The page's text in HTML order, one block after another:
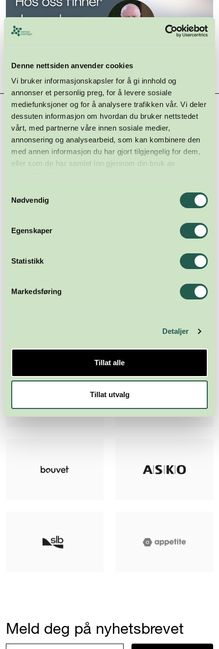
Denne nettsiden anvender cookies
Vi bruker informasjonskapsler for å gi innhold og
annonser et personlig preg, for å levere sosiale
mediefunksjoner og for å analysere trafikken vår. Vi deler
dessuten informasjon om hvordan du bruker nettstedet
vårt, med partnerne våre innen sosiale medier,
annonsering og analysearbeid, som kan kombinere den
med annen informasjon du har gjort tilgjengelig for dem,
eller som de har samlet inn gjennom din bruk av
Nødvendig
Egenskaper
Statistikk
Markedsføring
Detaljer
Tillat alle
Tillat utvalg
Hovedsamarbeidspartnere
Meld deg på nyhetsbrevet